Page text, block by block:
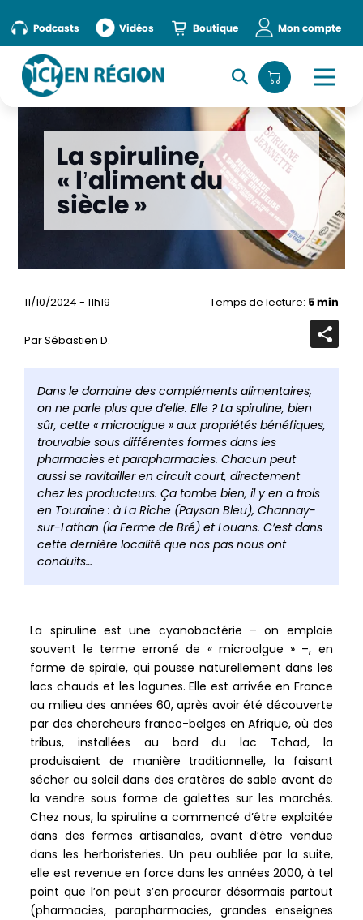
Podcasts Vidéos Boutique Mon compte
La spiruline,
« l’aliment du
siècle »
11/10/2024 - 11h19 Temps de lecture: 5 min
Par Sébastien D.
Ouvrir/
barre
Dans le domaine des compléments alimentaires,
on ne parle plus que d’elle. Elle ? La spiruline, bien
sûr, cette « microalgue » aux propriétés bénéfiques,
trouvable sous différentes formes dans les
pharmacies et parapharmacies. Chacun peut
aussi se ravitailler en circuit court, directement
chez les producteurs. Ça tombe bien, il y en a trois
en Touraine : à La Riche (Paysan Bleu), Channay-
sur-Lathan (la Ferme de Bré) et Louans. C’est dans
cette dernière localité que nos pas nous ont
conduits…
La spiruline est une cyanobactérie – on emploie
souvent le terme erroné de « microalgue » –, en
forme de spirale, qui pousse naturellement dans les
lacs chauds et les lagunes. Elle est arrivée en France
au milieu des années 60, après avoir été découverte
par des chercheurs franco-belges en Afrique, où des
tribus, installées au bord du lac Tchad, la
produisaient de manière traditionnelle, la faisant
sécher au soleil dans des cratères de sable avant de
la vendre sous forme de galettes sur les marchés.
Chez nous, la spiruline a commencé d’être exploitée
dans des fermes artisanales, avant d’être vendue
dans les herboristeries. Un peu oubliée par la suite,
elle est revenue en force dans les années 2000, à tel
point que l’on peut s’en procurer désormais partout
(pharmacies, parapharmacies, grandes enseignes